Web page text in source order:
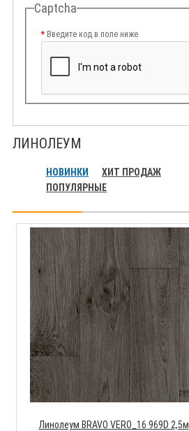
Captcha
Введите код в поле ниже
ЛИНОЛЕУМ
НОВИНКИ
ХИТ ПРОДАЖ
ПОПУЛЯРНЫЕ
Линолеум BRAVO VERO_16 969D 2,5м